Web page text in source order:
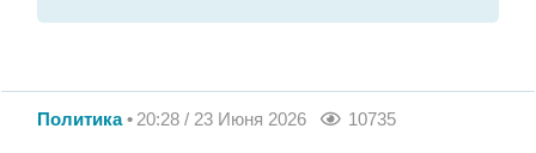
Политика 20:28 / 23 Июня 2026 10735